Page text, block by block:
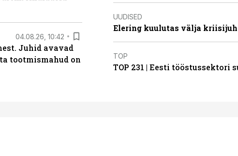
04.08.26, 10:42
Juhid avavad
tootmismahud on
UUDISED
Elering kuulutas välja
TOP
TOP 231 | Eesti tööstussektori